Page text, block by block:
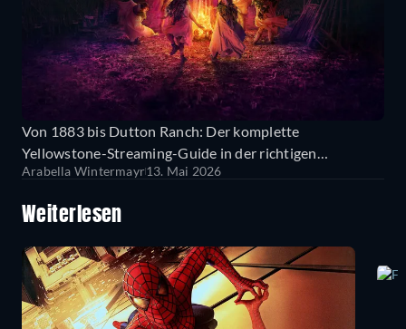
Von 1883 bis Dutton Ranch: Der komplette
Yellowstone-Streaming-Guide in der richtigen
Reihenfolge
Arabella Wintermayr13. Mai 2026
Weiterlesen